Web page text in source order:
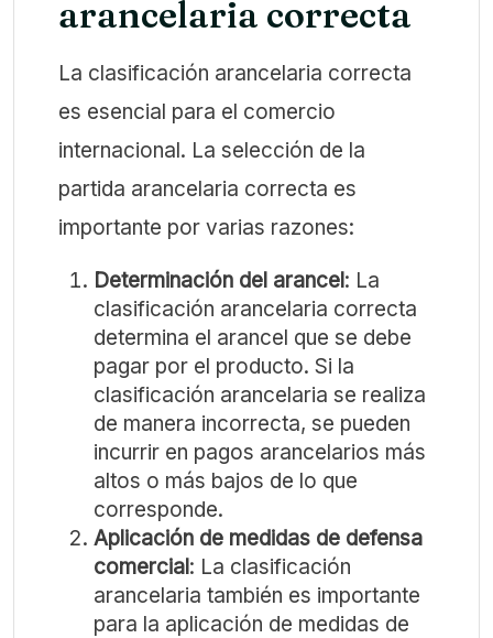
arancelaria correcta
La clasificación arancelaria correcta
es esencial para el comercio
internacional. La selección de la
partida arancelaria correcta es
importante por varias razones:
Determinación del arancel: La
clasificación arancelaria correcta
determina el arancel que se debe
pagar por el producto. Si la
clasificación arancelaria se realiza
de manera incorrecta, se pueden
incurrir en pagos arancelarios más
altos o más bajos de lo que
corresponde.
Aplicación de medidas de defensa
comercial: La clasificación
arancelaria también es importante
para la aplicación de medidas de